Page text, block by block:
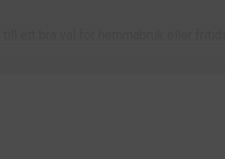
i mer avancerade biljardbord